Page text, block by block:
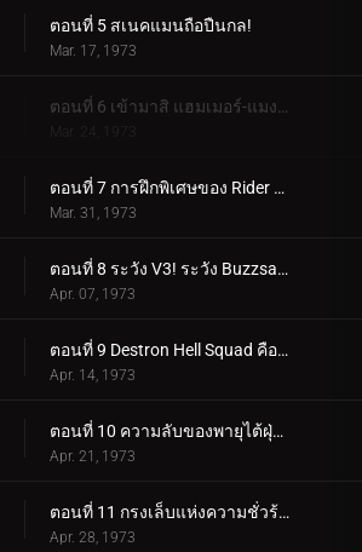
ตอนที่ 5 สเนคแมนถือปืนกล!
Mar. 17, 1973
Mar. 24, 1973
ตอนที่ 7 การฝึกพิเศษของ Rider V3 ความเดือดดาล
Mar. 31, 1973
ตอนที่ 8 ระวัง V3! ระวัง Buzzsaw ที่น่ากลัว
Apr. 07, 1973
ตอนที่ 9 Destron Hell Squad คืออะไร!?
Apr. 14, 1973
ตอนที่ 10 ความลับของพายุไต้ฝุ่นคู่
Apr. 21, 1973
ตอนที่ 11 กรงเล็บแห่งความชั่วร้ายเอื้อมมือออกไปสำหรับ V3!!
Apr. 28, 1973